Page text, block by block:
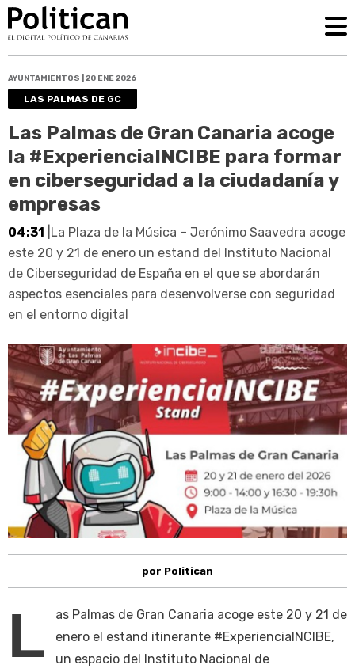
AYUNTAMIENTOS | 20 ENE 2026
LAS PALMAS DE GC
Las Palmas de Gran Canaria acoge
la #ExperienciaINCIBE para formar
en ciberseguridad a la ciudadanía y
empresas
04:31 |La Plaza de la Música – Jerónimo Saavedra acoge
este 20 y 21 de enero un estand del Instituto Nacional
de Ciberseguridad de España en el que se abordarán
aspectos esenciales para desenvolverse con seguridad
en el entorno digital
por Politican
L
as Palmas de Gran Canaria acoge este 20 y 21 de
enero el estand itinerante #ExperienciaINCIBE,
un espacio del Instituto Nacional de